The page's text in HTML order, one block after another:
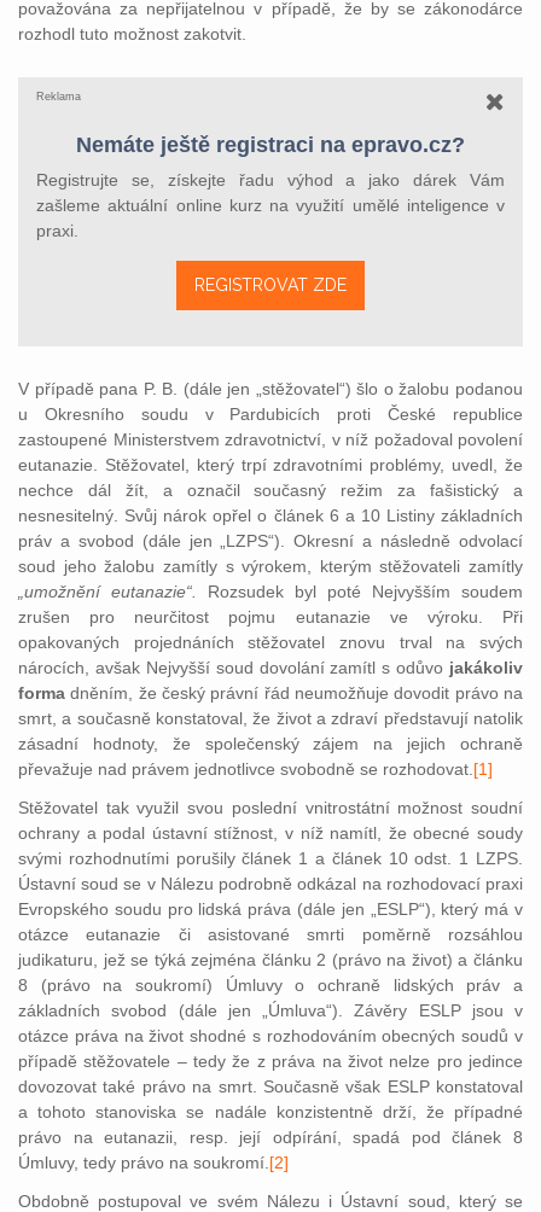
považována za nepřijatelnou v případě, že by se zákonodárce
rozhodl tuto možnost zakotvit.
Reklama
Nemáte ještě registraci na epravo.cz?
Registrujte se, získejte řadu výhod a jako dárek Vám
zašleme aktuální online kurz na využití umělé inteligence v
praxi.
REGISTROVAT ZDE
V případě pana P. B. (dále jen „stěžovatel“) šlo o žalobu podanou
u Okresního soudu v Pardubicích proti České republice
zastoupené Ministerstvem zdravotnictví, v níž požadoval povolení
eutanazie. Stěžovatel, který trpí zdravotními problémy, uvedl, že
nechce dál žít, a označil současný režim za fašistický a
nesnesitelný. Svůj nárok opřel o článek 6 a 10 Listiny základních
práv a svobod (dále jen „LZPS“). Okresní a následně odvolací
soud jeho žalobu zamítly s výrokem, kterým stěžovateli zamítly
„umožnění eutanazie“.
Rozsudek byl poté Nejvyšším soudem
zrušen pro neurčitost pojmu eutanazie ve výroku. Při
opakovaných projednáních stěžovatel znovu trval na svých
nárocích, avšak Nejvyšší soud dovolání zamítl s odůvo jakákoliv
forma dněním, že český právní řád neumožňuje dovodit právo na
smrt, a současně konstatoval, že život a zdraví představují natolik
zásadní hodnoty, že společenský zájem na jejich ochraně
převažuje nad právem jednotlivce svobodně se rozhodovat. [1]
Stěžovatel tak využil svou poslední vnitrostátní možnost soudní
ochrany a podal ústavní stížnost, v níž namítl, že obecné soudy
svými rozhodnutími porušily článek 1 a článek 10 odst. 1 LZPS.
Ústavní soud se v Nálezu podrobně odkázal na rozhodovací praxi
Evropského soudu pro lidská práva (dále jen „ESLP“), který má v
otázce eutanazie či asistované smrti poměrně rozsáhlou
judikaturu, jež se týká zejména článku 2 (právo na život) a článku
8 (právo na soukromí) Úmluvy o ochraně lidských práv a
základních svobod (dále jen „Úmluva“). Závěry ESLP jsou v
otázce práva na život shodné s rozhodováním obecných soudů v
případě stěžovatele – tedy že z práva na život nelze pro jedince
dovozovat také právo na smrt. Současně však ESLP konstatoval
a tohoto stanoviska se nadále konzistentně drží, že případné
právo na eutanazii, resp. její odpírání, spadá pod článek 8
Úmluvy, tedy právo na soukromí. [2]
Obdobně postupoval ve svém Nálezu i Ústavní soud, který se